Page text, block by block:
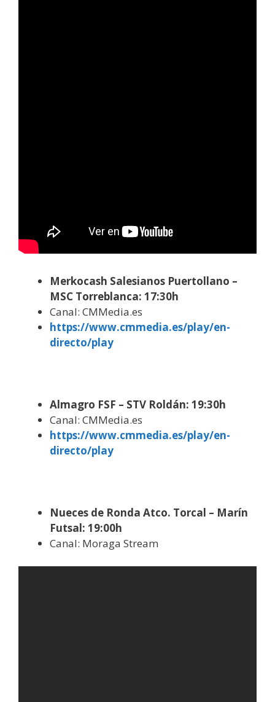
Merkocash Salesianos Puertollano –
MSC Torreblanca: 17:30h
Canal: CMMedia.es
https://www.cmmedia.es/play/en-
directo/play
Almagro FSF – STV Roldán: 19:30h
Canal: CMMedia.es
https://www.cmmedia.es/play/en-
directo/play
Nueces de Ronda Atco. Torcal – Marín
Futsal: 19:00h
Canal: Moraga Stream